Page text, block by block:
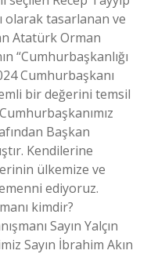
olarak tasarlanan ve
Atatürk Orman
“Cumhurbaşkanlığı
Cumhurbaşkanı
bir değerini temsil
Başkan
Kendilerine
ülkemize ve
ediyoruz.
kimdir?
Sayın Yalçın
Sayın İbrahim Akın